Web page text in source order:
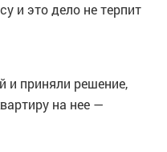
и это дело не терпит
приняли решение,
на нее —